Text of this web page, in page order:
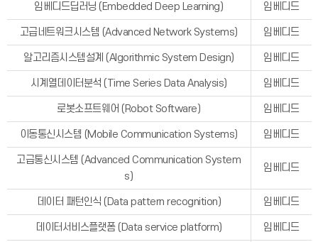
임베디드딥러닝 (Embedded Deep Learning) 임베디드
고급네트워크시스템 (Advanced Network Systems) 임베디드
알고리즘시스템설계 (Algorithmic System Design) 임베디드
시계열데이터분석 (Time Series Data Analysis) 임베디드
로봇소프트웨어 (Robot Software) 임베디드
이동통신시스템 (Mobile Communication Systems) 임베디드
고급통신시스템 (Advanced Communication System
s)
임베디드
데이터 패턴인식 (Data pattern recognition) 임베디드
데이터서비스플랫폼 (Data service platform) 임베디드